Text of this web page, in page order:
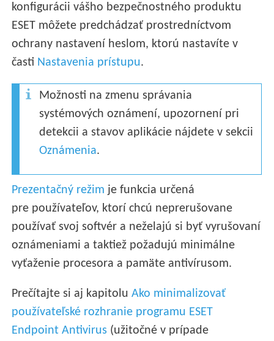
konfigurácii vášho bezpečnostného produktu
ESET môžete predchádzať prostredníctvom
ochrany nastavení heslom, ktorú nastavíte v
časti Nastavenia prístupu.
Možnosti na zmenu správania
systémových oznámení, upozornení pri
detekcii a stavov aplikácie nájdete v sekcii
Oznámenia.
Prezentačný režim je funkcia určená
pre používateľov, ktorí chcú neprerušovane
používať svoj softvér a neželajú si byť vyrušovaní
oznámeniami a taktiež požadujú minimálne
vyťaženie procesora a pamäte antivírusom.
Prečítajte si aj kapitoluAko minimalizovať
používateľské rozhranie programu ESET
Endpoint Antivirus (užitočné v prípade